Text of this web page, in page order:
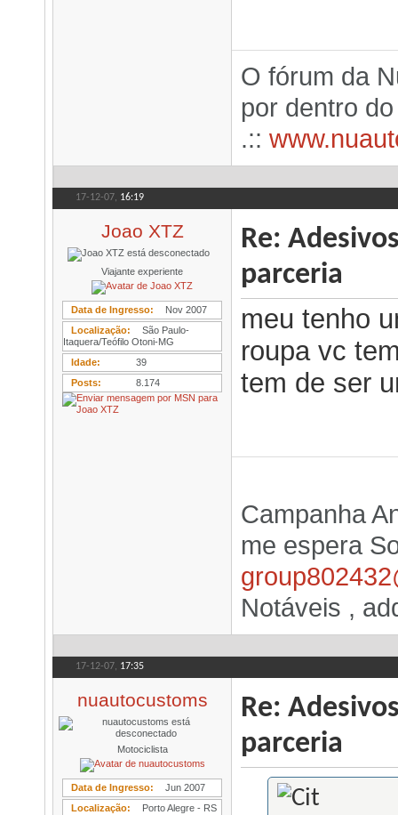
O fórum da
por dentro
.::
17-12-07, 16:19
Joao XTZ
Viajante experiente
Data de Ingresso
Nov 2007
Localização
São Paulo-
Itaquera/Teófilo Otoni-MG
Idade
39
Posts
8.174
Re:
parceria
meu tenho
roupa vc
tem de ser
Campanha
me espera
Notáveis ,
17-12-07, 17:35
nuautocustoms
Motociclista
Data de Ingresso
Jun 2007
Localização
Porto Alegre - RS
Re:
parceria